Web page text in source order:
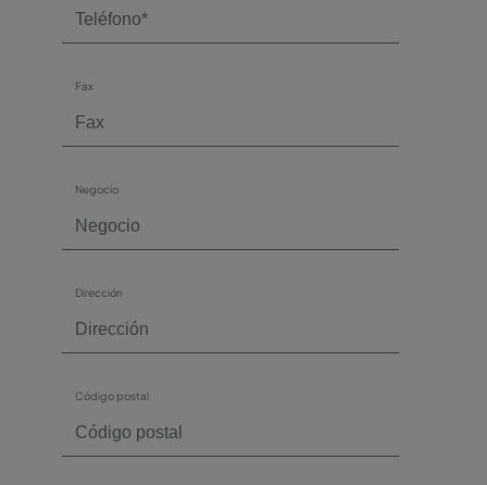
Fax
Negocio
Dirección
Código postal